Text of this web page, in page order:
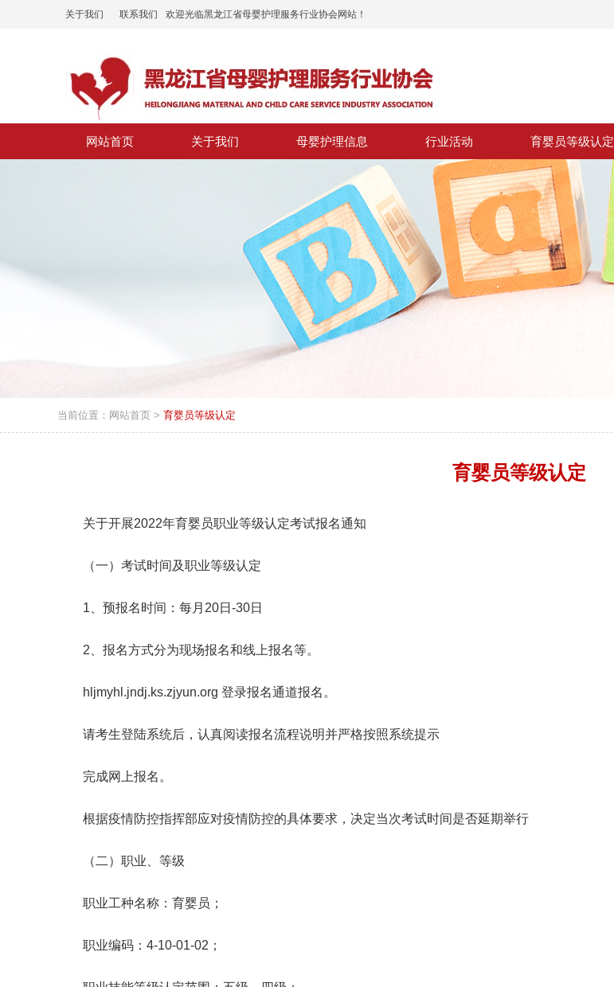
关于我们 联系我们 欢迎光临黑龙江省母婴护理服务行业协会网站！
网站首页 关于我们 母婴护理信息 行业活动 育婴员等级认定
当前位置： 网站首页 > 育婴员等级认定
育婴员等级认定
关于开展2022年育婴员职业等级认定考试报名通知
（一）考试时间及职业等级认定
1、预报名时间：每月20日-30日
2、报名方式分为现场报名和线上报名等。
hljmyhl.jndj.ks.zjyun.org 登录报名通道报名。
请考生登陆系统后，认真阅读报名流程说明并严格按照系统提示
完成网上报名。
根据疫情防控指挥部应对疫情防控的具体要求，决定当次考试时间是否延期举行
（二）职业、等级
职业工种名称：育婴员；
职业编码：4-10-01-02；